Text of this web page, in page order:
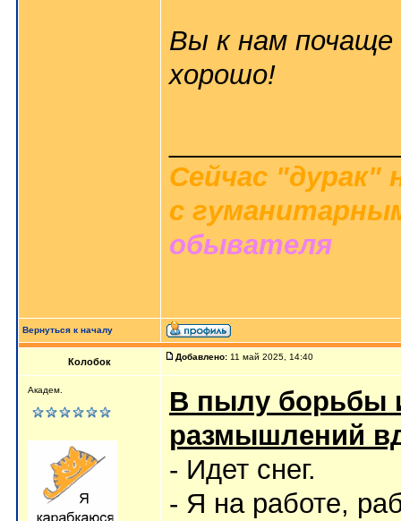
Вы к нам почаще
хорошо!
Сейчас "дурак"
с
обывателя
Вернуться к началу
Колобок Добавлено: 11 май 2025, 14:40
Академ.
В пылу борьбы
размышлений
- Идет снег.
- Я на работе,